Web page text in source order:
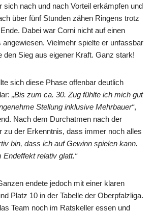
sich nach und nach Vorteil erkämpfen und
über fünf Stunden zähen Ringens trotz
Dabei war Corni nicht auf einen
Vielmehr spielte er unfassbar
den Sieg aus eigener Kraft. Ganz stark!
sich diese Phase offenbar deutlich
„Bis zum ca. 30. Zug fühlte ich mich gut
Stellung inklusive Mehrbauer“,
Nach dem Durchatmen nach der
zu der Erkenntnis, dass immer noch alles
bin, dass ich auf Gewinn spielen kann.
Endeffekt relativ glatt.“
endete jedoch mit einer klaren
Platz 10 in der Tabelle der Oberpfalzliga.
Team noch im Ratskeller essen und